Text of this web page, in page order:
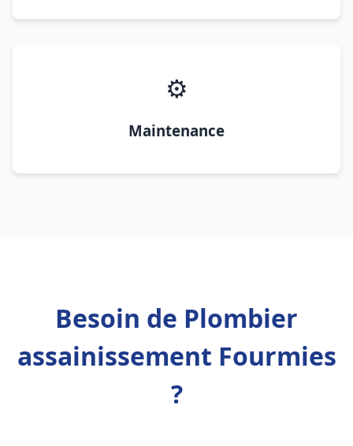
⚙️
Maintenance
Besoin de Plombier
assainissement Fourmies
?